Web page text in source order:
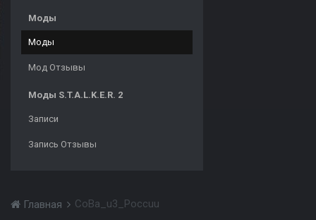
Моды
Моды
Мод Отзывы
Моды S.T.A.L.K.E.R. 2
Записи
Запись Отзывы
Главная CoBa_u3_Poccuu